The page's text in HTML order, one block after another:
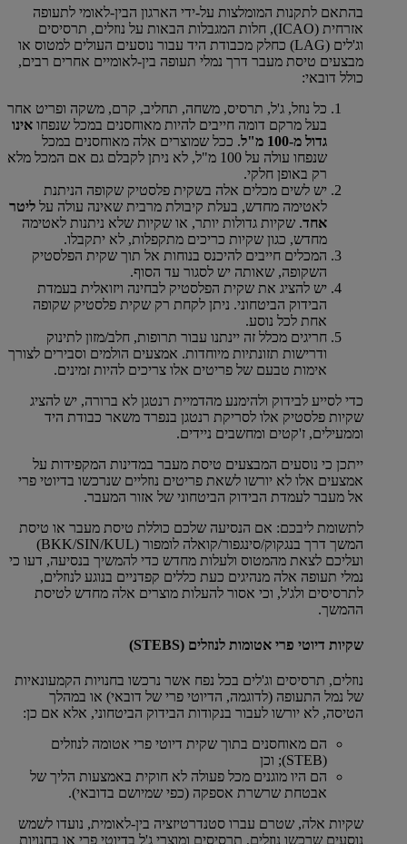
בהתאם לתקנות המומלצות על-ידי הארגון הבין-לאומי לתעופה
אזרחית (ICAO), חלות המגבלות הבאות על נוזלים, תרסיסים
וג'לים (LAG) כחלק מכבודת היד עבור נוסעים העולים למטוס או
מבצעים טיסת מעבר דרך נמלי תעופה בין-לאומיים אחרים רבים,
כולל דובאי:
כל נוזל, ג'ל, תרסיס, משחה, תחליב, קרם, משקה ופריט אחר
בעל מרקם דומה חייבים להיות מאוחסנים במכל שנפחו אינו
גדול מ-100 מ"ל
. ככל שמוצרים אלה מאוחסנים במכל
שנפחו עולה על 100 מ"ל, לא ניתן לקבלם גם אם המכל מלא
רק באופן חלקי.
יש לשים מכלים אלה בשקית פלסטיק שקופה הניתנת
לאטימה מחדש, בעלת קיבולת מרבית שאינה עולה על ליטר
אחד. שקיות גדולות יותר, או שקיות שלא ניתנות לאטימה
מחדש, כגון שקיות כריכים מתקפלות, לא יתקבלו.
המכלים חייבים להיכנס בנוחות אל תוך שקית הפלסטיק
השקופה, שאותה יש לסגור עד הסוף.
יש להציג את שקית הפלסטיק לבחינה ויזואלית בעמדת
הבידוק הביטחוני. ניתן לקחת רק שקית פלסטיק שקופה
אחת לכל נוסע.
חריגים מכלל זה יינתנו עבור תרופות, חלב/מזון לתינוק
ודרישות תזונתיות מיוחדות. אמצעים הולמים וסבירים לצורך
אימות טבעם של פריטים אלו צריכים להיות זמינים.
כדי לסייע לבידוק ולהימנע מהדמיית רנטגן לא ברורה, יש להציג
שקיות פלסטיק אלו לסריקת רנטגן בנפרד משאר כבודת היד
וממעילים, ז'קטים ומחשבים ניידים.
ייתכן כי נוסעים המבצעים טיסת מעבר במדינות המקפידות על
אמצעים אלו לא יורשו לשאת פריטים נוזליים שנרכשו בדיוטי פרי
אל מעבר לעמדת הבידוק הביטחוני של אזור המעבר.
לתשומת ליבכם: אם הנסיעה שלכם כוללת טיסת מעבר או טיסת
המשך דרך בנגקוק/סינגפור/קואלה לומפור (BKK/SIN/KUL)
ועליכם לצאת מהמטוס ולעלות מחדש כדי להמשיך בנסיעה, דעו כי
נמלי תעופה אלה מנהיגים כעת כללים קפדניים בנוגע לנוזלים,
לתרסיסים ולג'ל, וכי אסור להעלות מוצרים אלה מחדש לטיסת
ההמשך.
שקיות דיוטי פרי אטומות לנוזלים (STEBS)
נוזלים, תרסיסים וג'לים בכל נפח אשר נרכשו בחנויות הקמעונאיות
של נמל התעופה (לדוגמה, הדיוטי פרי של דובאי) או במהלך
הטיסה, לא יורשו לעבור בנקודות הבידוק הביטחוני, אלא אם כן:
הם מאוחסנים בתוך שקית דיוטי פרי אטומה לנוזלים
(STEB); וכן
הם היו מוגנים מכל פעולה לא חוקית באמצעות הליך של
אבטחת שרשרת אספקה (כפי שמיושם בדובאי).
שקיות אלה, שטרם עברו סטנדרטיזציה בין-לאומית, נועדו לשמש
נוסעים שרכשו נוזלים, תרסיסים ומוצרי ג'ל בדיוטי פרי או בחנויות